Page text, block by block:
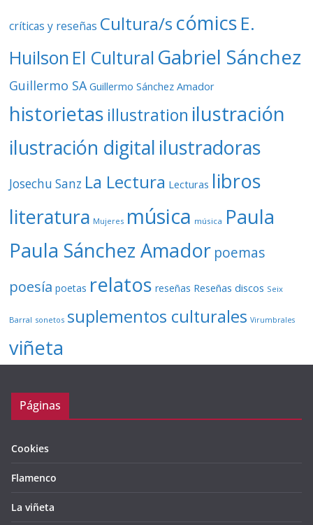
críticas y reseñas Cultura/s cómics E.
Huilson El Cultural Gabriel Sánchez
Guillermo SA Guillermo Sánchez Amador
historietas illustration ilustración
ilustración digital ilustradoras
Josechu Sanz La Lectura Lecturas libros
literatura Mujeres música música Paula
Paula Sánchez Amador poemas
poesía poetas relatos reseñas Reseñas discos Seix
Barral sonetos suplementos culturales Virumbrales
viñeta
Páginas
Cookies
Flamenco
La viñeta